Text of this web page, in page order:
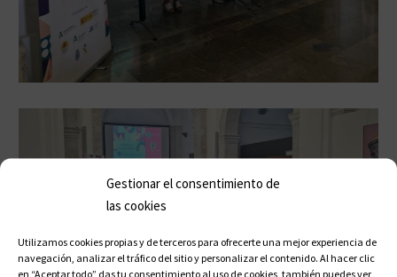
Gestionar el consentimiento de
las cookies
Utilizamos cookies propias y de terceros para ofrecerte una mejor experiencia de
navegación, analizar el tráfico del sitio y personalizar el contenido. Al hacer clic
en “Aceptar todo” das tu consentimiento al uso de cookies, también puedes ver